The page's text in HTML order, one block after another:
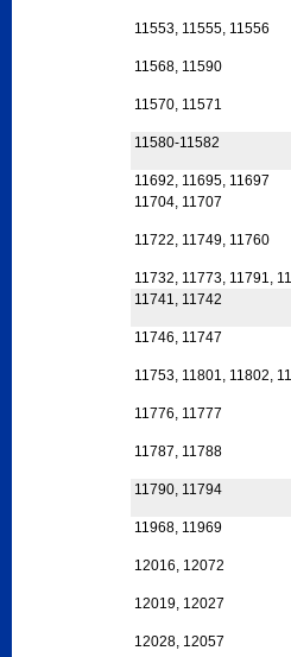
11553, 11555, 11556
11568, 11590
11570, 11571
11580-11582
11692, 11695, 11697
11704, 11707
11722, 11749, 11760
11732, 11773, 11791,
11741, 11742
11746, 11747
11753, 11801, 11802,
11776, 11777
11787, 11788
11790, 11794
11968, 11969
12016, 12072
12019, 12027
12028, 12057